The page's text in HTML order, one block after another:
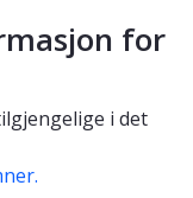
for
i det